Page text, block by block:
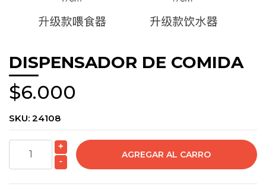
DISPENSADOR DE COMIDA
$6.000
SKU: 24108
+
-